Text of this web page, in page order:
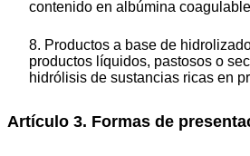
contenido en albúmina
8. Productos a base de
productos líquidos, pastosos o
hidrólisis de sustancias ricas en
Artículo 3. Formas de